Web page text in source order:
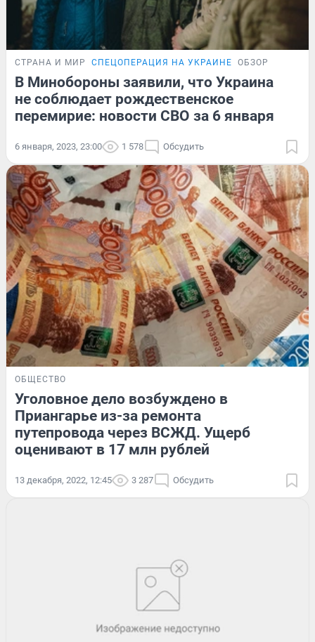
СТРАНА И МИР СПЕЦОПЕРАЦИЯ НА УКРАИНЕ ОБЗОР
В Минобороны заявили, что Украина
не соблюдает рождественское
перемирие: новости СВО за 6 января
6 января, 2023, 23:00 1 578 Обсудить
ОБЩЕСТВО
Уголовное дело возбуждено в
Приангарье из-за ремонта
путепровода через ВСЖД. Ущерб
оценивают в 17 млн рублей
13 декабря, 2022, 12:45 3 287 Обсудить